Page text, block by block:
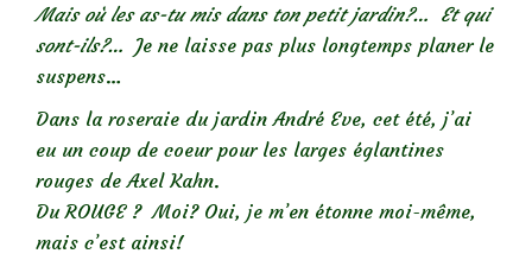
Mais où les as-tu mis dans ton petit jardin?… Et qui
sont-ils?… Je ne laisse pas plus longtemps planer le
suspens…
Dans la roseraie du jardin André Eve, cet été, j’ai
eu un coup de coeur pour les larges églantines
rouges de Axel Kahn.
Du ROUGE ? Moi? Oui, je m’en étonne moi-même,
mais c’est ainsi!